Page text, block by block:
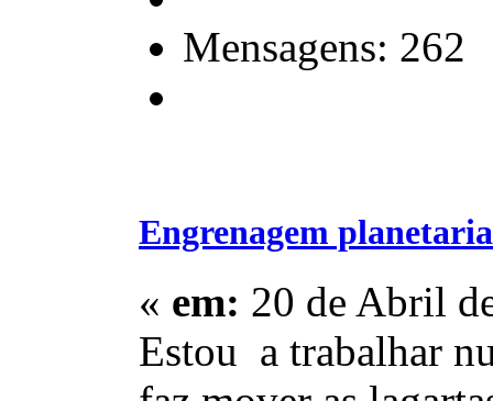
Mensagens: 262
Engrenagem
« em: 20 de Abril
Estou a trabalhar